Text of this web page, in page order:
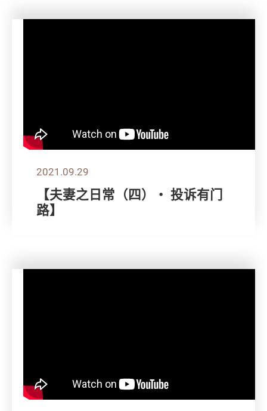
2021.09.29
【夫妻之日常（四）・ 投诉有门
路】